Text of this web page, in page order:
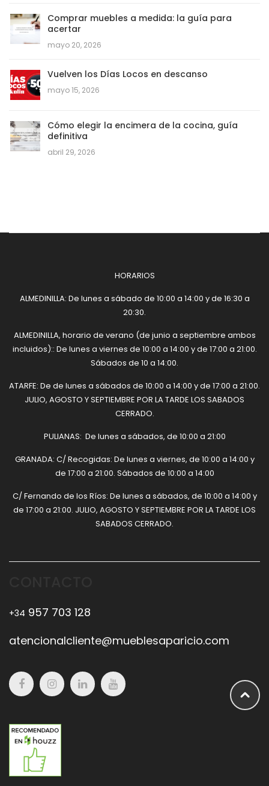
Comprar muebles a medida: la guía para
acertar
mayo 20, 2026
Vuelven los Días Locos en descanso
mayo 15, 2026
Cómo elegir la encimera de la cocina, guía
definitiva
abril 29, 2026
HORARIOS
ALMEDINILLA: De lunes a sábado de 10:00 a 14:00 y de 16:30 a
20:30.
ALMEDINILLA, horario de verano (de junio a septiembre ambos
incluidos):: De lunes a viernes de 10:00 a 14:00 y de 17:00 a 21:00.
Sábados de 10 a 14:00.
ATARFE: De de lunes a sábados de 10:00 a 14:00 y de 17:00 a 21:00.
JULIO, AGOSTO Y SEPTIEMBRE POR LA TARDE LOS SABADOS
CERRADO.
PULIANAS: De lunes a sábados, de 10:00 a 21:00
GRANADA: C/ Recogidas: De lunes a viernes, de 10:00 a 14:00 y
de 17:00 a 21:00. Sábados de 10:00 a 14:00
C/ Fernando de los Ríos: De lunes a sábados, de 10:00 a 14:00 y
de 17:00 a 21:00. JULIO, AGOSTO Y SEPTIEMBRE POR LA TARDE LOS
SABADOS CERRADO.
+34 957 703 128
atencionalcliente@mueblesaparicio.com